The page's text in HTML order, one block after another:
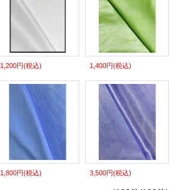
1,200円(税込) 1,400円(税込)
1,800円(税込) 3,500円(税込)